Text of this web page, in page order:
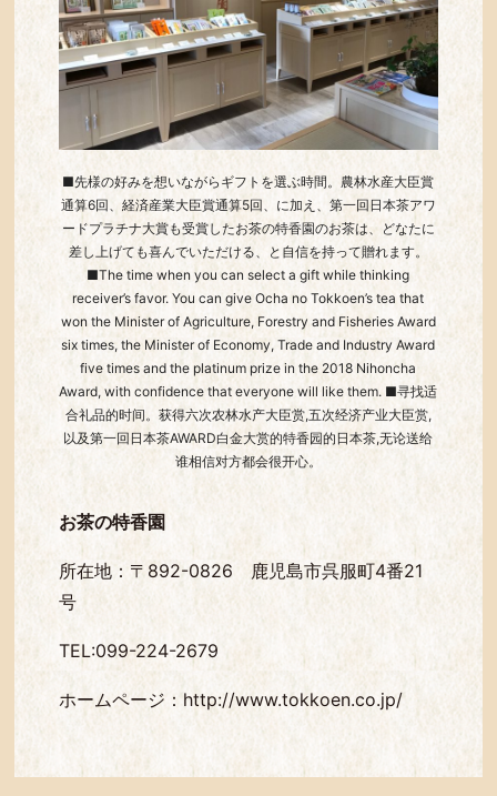
■先様の好みを想いながらギフトを選ぶ時間。農林水産大臣賞
通算6回、経済産業大臣賞通算5回、に加え、第一回日本茶アワ
ードプラチナ大賞も受賞したお茶の特香園のお茶は、どなたに
差し上げても喜んでいただける、と自信を持って贈れます。
■The time when you can select a gift while thinking
receiver’s favor. You can give Ocha no Tokkoen’s tea that
won the Minister of Agriculture, Forestry and Fisheries Award
six times, the Minister of Economy, Trade and Industry Award
five times and the platinum prize in the 2018 Nihoncha
Award, with confidence that everyone will like them. ■寻找适
合礼品的时间。获得六次农林水产大臣赏,五次经济产业大臣赏,
以及第一回日本茶AWARD白金大赏的特香园的日本茶,无论送给
谁相信对方都会很开心。
お茶の特香園
所在地：〒892-0826 鹿児島市呉服町4番21
号
TEL:099-224-2679
ホームページ：http://www.tokkoen.co.jp/